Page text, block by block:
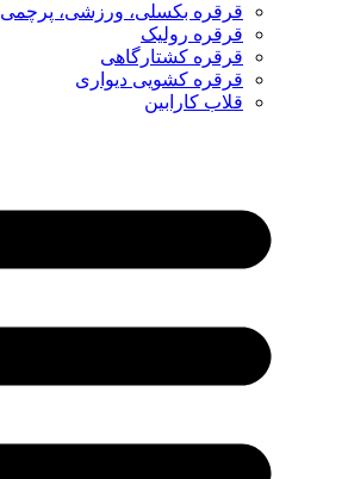
قرقره بکسلی، ورزشی، پرچمی
قرقره رولیک
قرقره کشتارگاهی
قرقره کشویی دیواری
قلاب کارابین